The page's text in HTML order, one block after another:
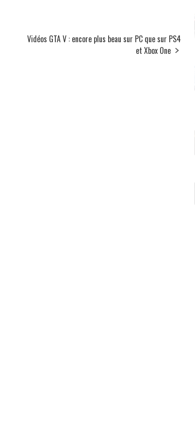
Vidéos GTA V : encore plus beau sur PC que sur PS4
et Xbox One